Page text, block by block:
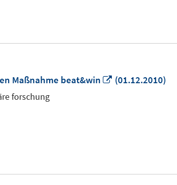
Maßnahme beat&win
In
(01.12.2010)
forschung